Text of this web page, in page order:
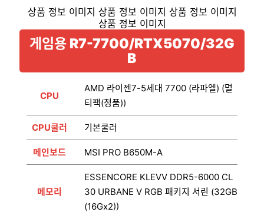
게임용 R7-7700/RTX5070/32G
B
CPU
AMD 라이젠7-5세대 7700 (라파엘) (멀
티팩(정품))
CPU쿨러 기본쿨러
메인보드 MSI PRO B650M-A
메모리
ESSENCORE KLEVV DDR5-6000 CL
30 URBANE V RGB 패키지 서린 (32GB
(16Gx2))